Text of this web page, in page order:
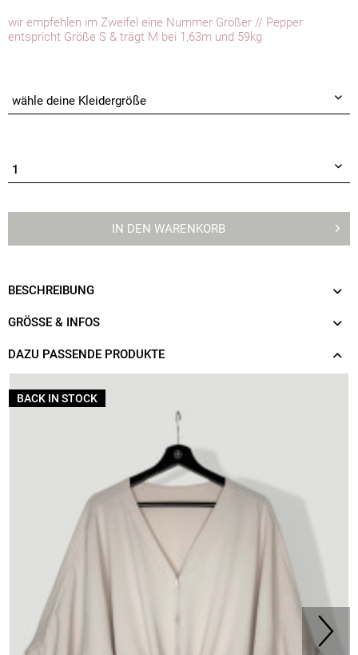
wir empfehlen im Zweifel eine Nummer Größer // Pepper
entspricht Größe S & trägt M bei 1,63m und 59kg
IN DEN WARENKORB
BESCHREIBUNG
GRÖSSE & INFOS
DAZU PASSENDE PRODUKTE
BACK IN STOCK